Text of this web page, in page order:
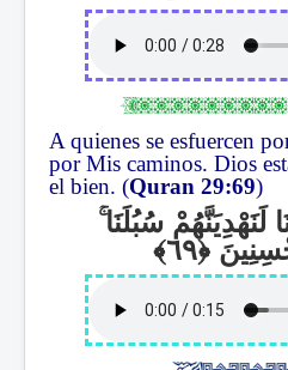
A quienes se esfuercen
por Mis caminos. Dios
el bien. (Quran 29:69)
لَنَهْدِيَنَّهُمْ سُبُلَنَاۚ